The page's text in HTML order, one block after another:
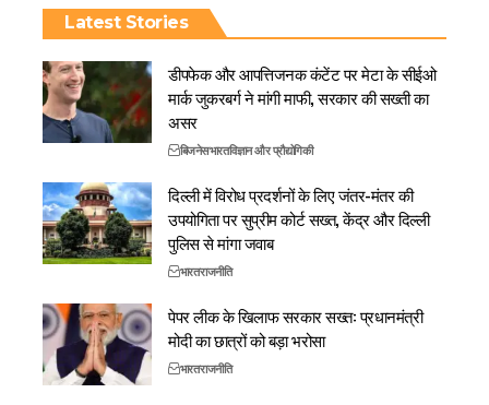
Latest Stories
डीपफेक और आपत्तिजनक कंटेंट पर मेटा के सीईओ
मार्क जुकरबर्ग ने मांगी माफी, सरकार की सख्ती का
असर
बिजनेसभारतविज्ञान और प्रौद्योगिकी
दिल्ली में विरोध प्रदर्शनों के लिए जंतर-मंतर की
उपयोगिता पर सुप्रीम कोर्ट सख्त, केंद्र और दिल्ली
पुलिस से मांगा जवाब
भारतराजनीति
पेपर लीक के खिलाफ सरकार सख्त: प्रधानमंत्री
मोदी का छात्रों को बड़ा भरोसा
भारतराजनीति